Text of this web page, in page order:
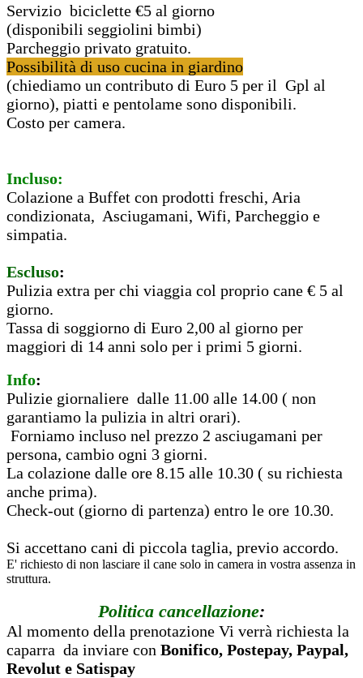
Servizio biciclette €5 al giorno
(disponibili seggiolini bimbi)
Parcheggio privato gratuito.
Possibilità di uso cucina in giardino
(chiediamo un contributo di Euro 5 per il Gpl al
giorno), piatti e pentolame sono disponibili.
Costo per camera.
Incluso:
Colazione a Buffet con prodotti freschi, Aria
condizionata, Asciugamani, Wifi, Parcheggio e
simpatia.
Escluso:
Pulizia extra per chi viaggia col proprio cane € 5 al
giorno.
Tassa di soggiorno di Euro 2,00 al giorno per
maggiori di 14 anni solo per i primi 5 giorni.
Info:
Pulizie giornaliere dalle 11.00 alle 14.00 ( non
garantiamo la pulizia in altri orari).
Forniamo incluso nel prezzo 2 asciugamani per
persona, cambio ogni 3 giorni.
La colazione dalle ore 8.15 alle 10.30 ( su richiesta
anche prima).
Check-out (giorno di partenza) entro le ore 10.30.
Si accettano cani di piccola taglia, previo accordo.
E' richiesto di non lasciare il cane solo in camera in vostra assenza in
struttura.
Politica cancellazione:
Al momento della prenotazione Vi verrà richiesta la
caparra da inviare con Bonifico, Postepay, Paypal,
Revolut e Satispay